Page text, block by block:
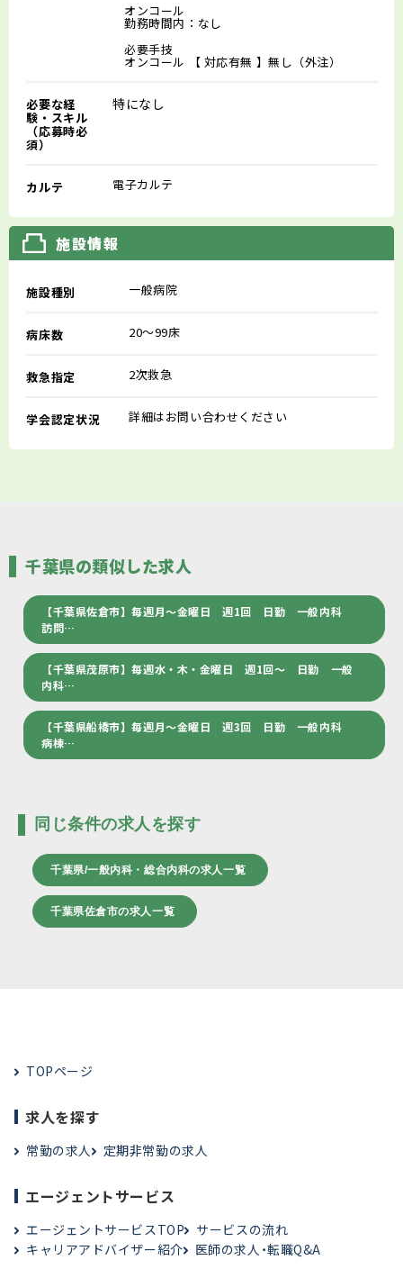
オンコール
勤務時間内：なし
必要手技
オンコール 【 対応有無 】無し（外注）
必要な経
験・スキル
（応募時必
須）
特になし
カルテ 電子カルテ
施設情報
施設種別 一般病院
病床数 20～99床
救急指定 2次救急
学会認定状況 詳細はお問い合わせください
千葉県の類似した求人
【千葉県佐倉市】毎週月～金曜日 週1回 日勤 一般内科
訪問…
【千葉県茂原市】毎週水・木・金曜日 週1回～ 日勤 一般
内科…
【千葉県船橋市】毎週月～金曜日 週3回 日勤 一般内科
病棟…
同じ条件の求人を探す
千葉県/一般内科・総合内科の求人一覧
千葉県佐倉市の求人一覧
TOPページ
求人を探す
常勤の求人 定期非常勤の求人
エージェントサービス
エージェントサービスTOP
サービスの流れ
キャリアアドバイザー紹介
医師の求人・転職Q&A